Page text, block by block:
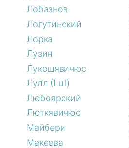
Лобазнов
Логутинский
Лорка
Лузин
Лукошявичюс
Лулл (Lull)
Любоярский
Люткявичюс
Майбери
Макеева